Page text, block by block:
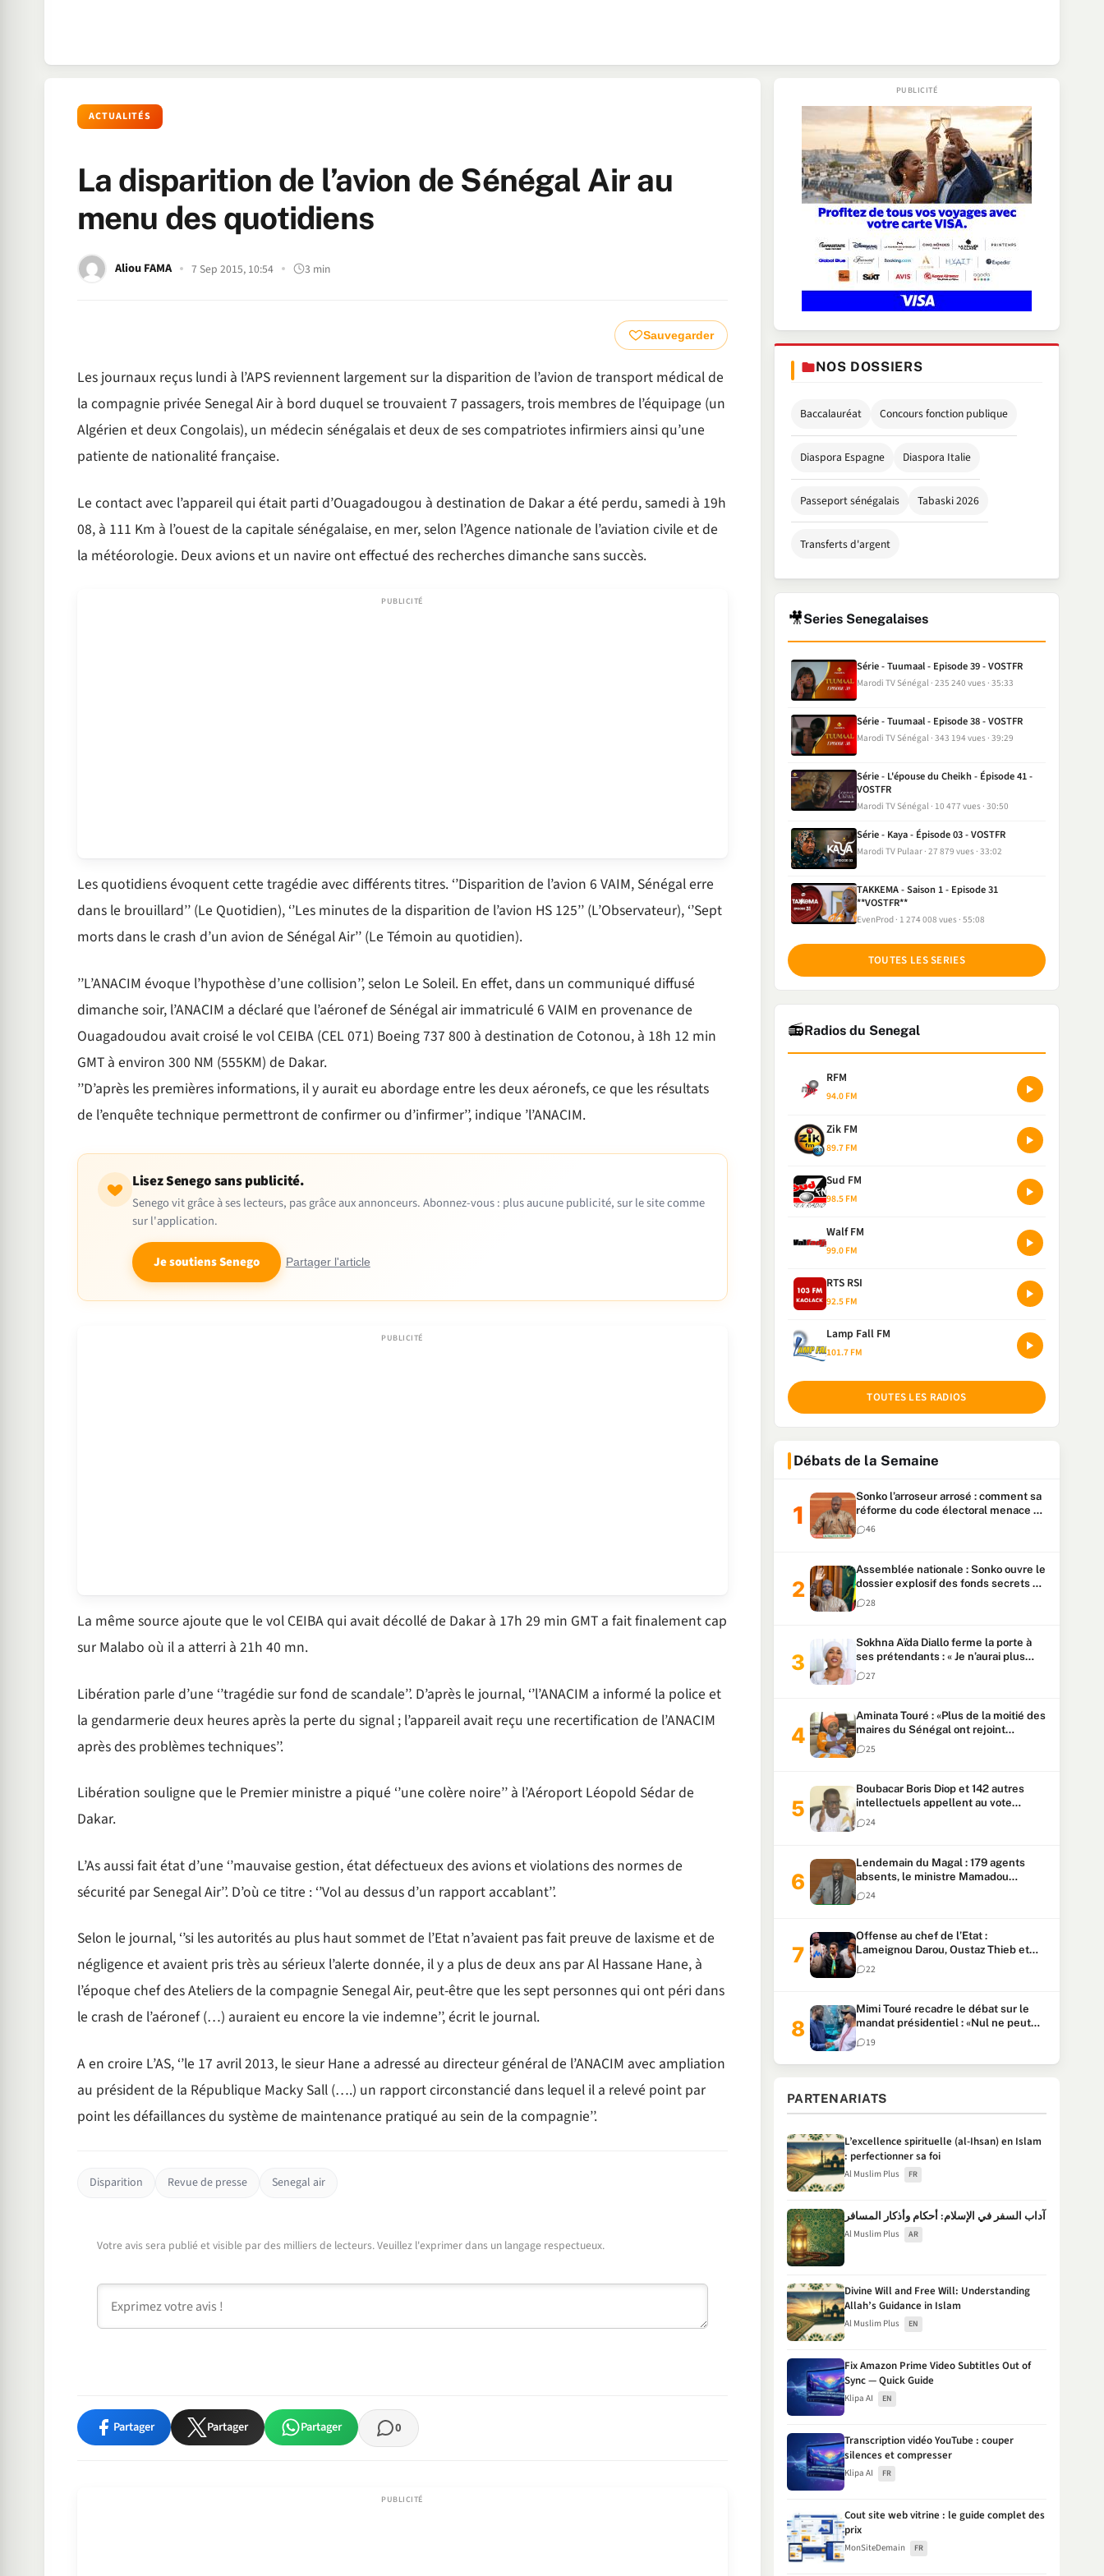
ACTUALITÉS
La disparition de l’avion de Sénégal Air au
menu des quotidiens
Aliou FAMA 7 Sep 2015, 10:54 3 min
Sauvegarder
Les journaux reçus lundi à l’APS reviennent largement sur la disparition de l’avion de transport médical de
la compagnie privée Senegal Air à bord duquel se trouvaient 7 passagers, trois membres de l’équipage (un
Algérien et deux Congolais), un médecin sénégalais et deux de ses compatriotes infirmiers ainsi qu’une
patiente de nationalité française.
Le contact avec l’appareil qui était parti d’Ouagadougou à destination de Dakar a été perdu, samedi à 19h
08, à 111 Km à l’ouest de la capitale sénégalaise, en mer, selon l’Agence nationale de l’aviation civile et de
la météorologie. Deux avions et un navire ont effectué des recherches dimanche sans succès.
Les quotidiens évoquent cette tragédie avec différents titres. ‘’Disparition de l’avion 6 VAIM, Sénégal erre
dans le brouillard’’ (Le Quotidien), ‘’Les minutes de la disparition de l’avion HS 125’’ (L’Observateur), ‘’Sept
morts dans le crash d’un avion de Sénégal Air’’ (Le Témoin au quotidien).
’’L’ANACIM évoque l’hypothèse d’une collision’’, selon Le Soleil. En effet, dans un communiqué diffusé
dimanche soir, l’ANACIM a déclaré que l’aéronef de Sénégal air immatriculé 6 VAIM en provenance de
Ouagadoudou avait croisé le vol CEIBA (CEL 071) Boeing 737 800 à destination de Cotonou, à 18h 12 min
GMT à environ 300 NM (555KM) de Dakar.
’’D’après les premières informations, il y aurait eu abordage entre les deux aéronefs, ce que les résultats
de l’enquête technique permettront de confirmer ou d’infirmer’’, indique ’l’ANACIM.
Lisez Senego sans publicité.
Senego vit grâce à ses lecteurs, pas grâce aux annonceurs. Abonnez-vous : plus aucune publicité, sur le site comme
sur l'application.
Je soutiens Senego Partager l'article
La même source ajoute que le vol CEIBA qui avait décollé de Dakar à 17h 29 min GMT a fait finalement cap
sur Malabo où il a atterri à 21h 40 mn.
Libération parle d’une ‘’tragédie sur fond de scandale’’. D’après le journal, ‘’l’ANACIM a informé la police et
la gendarmerie deux heures après la perte du signal ; l’appareil avait reçu une recertification de l’ANACIM
après des problèmes techniques’’.
Libération souligne que le Premier ministre a piqué ‘’une colère noire’’ à l’Aéroport Léopold Sédar de
Dakar.
L’As aussi fait état d’une ‘’mauvaise gestion, état défectueux des avions et violations des normes de
sécurité par Senegal Air’’. D’où ce titre : ‘’Vol au dessus d’un rapport accablant’’.
Selon le journal, ‘’si les autorités au plus haut sommet de l’Etat n’avaient pas fait preuve de laxisme et de
négligence et avaient pris très au sérieux l’alerte donnée, il y a plus de deux ans par Al Hassane Hane, à
l’époque chef des Ateliers de la compagnie Senegal Air, peut-être que les sept personnes qui ont péri dans
le crash de l’aéronef (…) auraient eu encore la vie indemne’’, écrit le journal.
A en croire L’AS, ‘’le 17 avril 2013, le sieur Hane a adressé au directeur général de l’ANACIM avec ampliation
au président de la République Macky Sall (….) un rapport circonstancié dans lequel il a relevé point par
point les défaillances du système de maintenance pratiqué au sein de la compagnie’’.
Disparition Revue de presse Senegal air
Votre avis sera publié et visible par des milliers de lecteurs. Veuillez l'exprimer dans un langage respectueux.
Commentaire
Partager Partager Partager 0
NOS DOSSIERS
Baccalauréat Concours fonction publique
Diaspora Espagne Diaspora Italie
Passeport sénégalais Tabaski 2026
Transferts d'argent
🎥Series Senegalaises
Série - Tuumaal - Episode 39 - VOSTFR
Marodi TV Sénégal 235 240 vues 35:33
Série - Tuumaal - Episode 38 - VOSTFR
Marodi TV Sénégal 343 194 vues 39:29
Série - L'épouse du Cheikh - Épisode 41 -
VOSTFR
Marodi TV Sénégal 10 477 vues 30:50
Série - Kaya - Épisode 03 - VOSTFR
Marodi TV Pulaar 27 879 vues 33:02
TAKKEMA - Saison 1 - Episode 31
**VOSTFR**
EvenProd 1 274 008 vues 55:08
TOUTES LES SERIES
📻Radios du Senegal
RFM
94.0 FM
Zik FM
89.7 FM
Sud FM
98.5 FM
Walf FM
99.0 FM
RTS RSI
92.5 FM
Lamp Fall FM
101.7 FM
TOUTES LES RADIOS
Débats de la Semaine
Sonko l’arroseur arrosé : comment sa
réforme du code électoral menace sa
candidature
46
Assemblée nationale : Sonko ouvre le
dossier explosif des fonds secrets et
du patrimoine présidentiel
28
Sokhna Aïda Diallo ferme la porte à
ses prétendants : « Je n’aurai plus
jamais un autre mari »
27
Aminata Touré : «Plus de la moitié des
maires du Sénégal ont rejoint
Kiiraay»
25
Boubacar Boris Diop et 142 autres
intellectuels appellent au vote
urgent de la révision
constitutionnelle
24
Lendemain du Magal : 179 agents
absents, le ministre Mamadou
Lamine Dianté exige des explications
24
Offense au chef de l’Etat :
Lameignou Darou, Oustaz Thieb et
Ndiaye Touba lourdement
condamnés
22
Mimi Touré recadre le débat sur le
mandat présidentiel : «Nul ne peut
faire plus de deux mandats
consécutifs de 5 ans»
19
PARTENARIATS
L’excellence spirituelle (al-Ihsan) en Islam
: perfectionner sa foi
Al Muslim Plus FR
آداب السفر في الإسلام: أحكام وأذكار المسافر
Al Muslim Plus AR
Divine Will and Free Will: Understanding
Allah’s Guidance in Islam
Al Muslim Plus EN
Fix Amazon Prime Video Subtitles Out of
Sync — Quick Guide
Klipa AI EN
Transcription vidéo YouTube : couper
silences et compresser
Klipa AI FR
Cout site web vitrine : le guide complet des
prix
MonSiteDemain FR